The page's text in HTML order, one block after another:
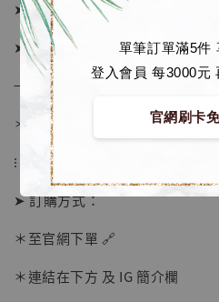
單筆訂單滿5件
登入會員 每3000元
官網刷卡
【店內現貨】海賊王 系
NT$ 1,870
➤ 預購截止日：待工作室通知
➤ 預計發貨日：工作室結單後約
→ 若有提前或延後則以廠商實際
＊ 若有時間考量, 請至官網現貨
⁝
➤ 訂購方式：
＊至官網下單 🔗
＊連結在下方 及 IG 簡介欄